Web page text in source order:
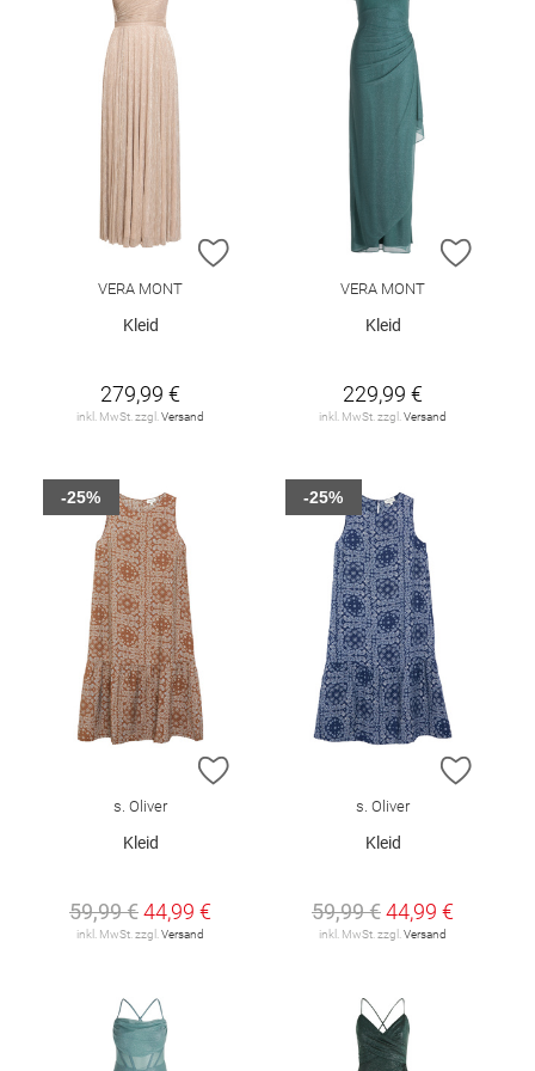
ZUR WUNSCHLISTE HINZUFÜGEN
VERA MONT
Kleid
279,99 €
inkl. MwSt. zzgl. Versand
ZUR
VERA MONT
Kleid
229,99 €
inkl. MwSt. zzgl. Versand
ZUR WUNSCHLISTE HINZUFÜGEN
s. Oliver
Kleid
59,99 €44,99 €
inkl. MwSt. zzgl. Versand
-25%
ZUR
s. Oliver
Kleid
59,99 €44,99 €
inkl. MwSt. zzgl. Versand
-25%